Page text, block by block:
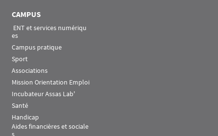
CAMPUS
es
Campus pratique
Sport
Associations
Mission Orientation Emploi
Incubateur Assas Lab'
Santé
Handicap
Aides financières et sociale
s